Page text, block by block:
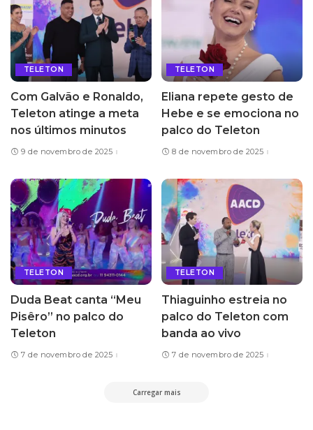
TELETON
Com Galvão e Ronaldo,
Teleton atinge a meta
nos últimos minutos
9 de novembro de 2025
TELETON
Eliana repete gesto de
Hebe e se emociona no
palco do Teleton
8 de novembro de 2025
TELETON
Duda Beat canta “Meu
Pisêro” no palco do
Teleton
7 de novembro de 2025
TELETON
Thiaguinho estreia no
palco do Teleton com
banda ao vivo
7 de novembro de 2025
Carregar mais